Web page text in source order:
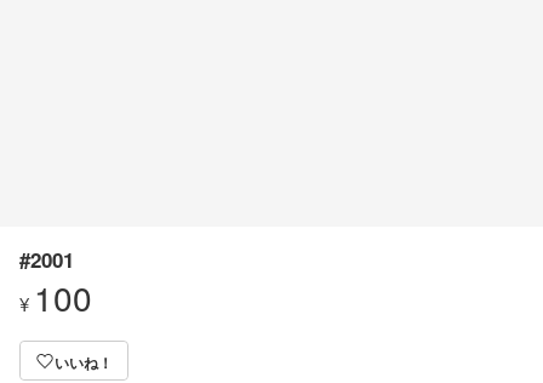
#2001
¥ 100
いいね！